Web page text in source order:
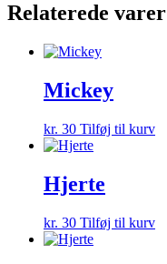
Relaterede varer
Mickey
kr. 30 Tilføj til kurv
Hjerte
kr. 30 Tilføj til kurv